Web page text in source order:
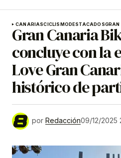
CANARIASCICLISMO DESTACADOS
Gran Canaria
concluye con la
Love Gran
histórico de
por Redacción09/12/2025